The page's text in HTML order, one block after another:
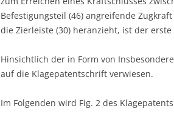
Befestigungsteil (46) angreifende
die Zierleiste (30) heranzieht, ist der
Hinsichtlich der in Form von
auf die Klagepatentschrift verwiesen.
Im Folgenden wird Fig. 2 des